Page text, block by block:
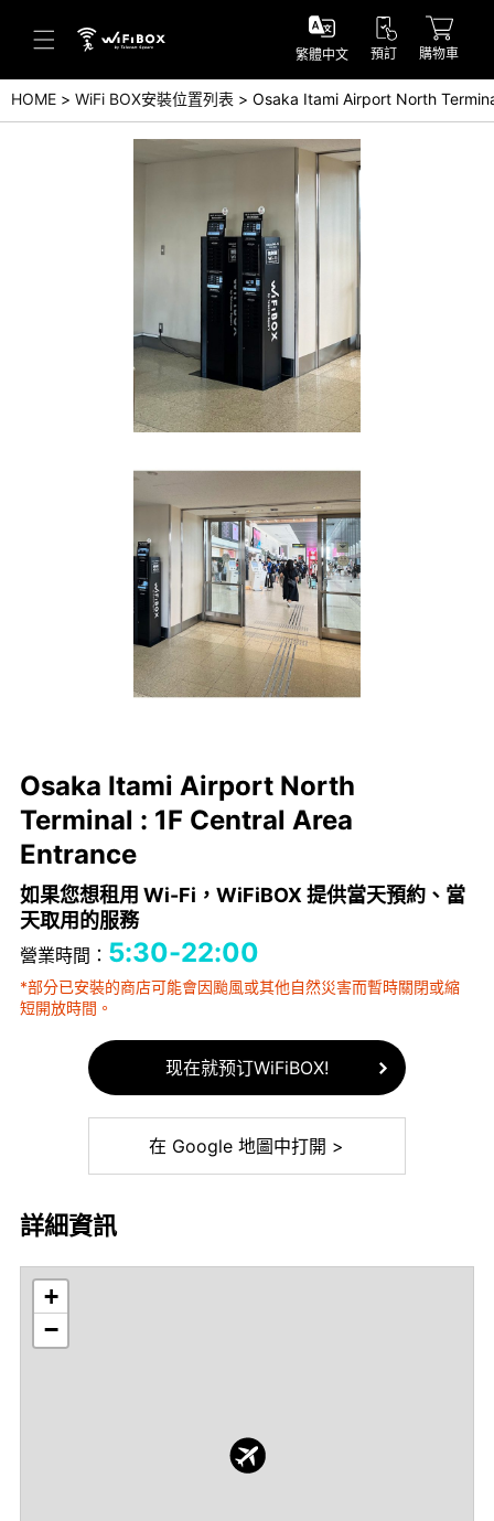
幫助／詢問
幫助中心(日本語)
繁體中文 預訂 購物車
HOME WiFi BOX安裝位置列表 Osaka Itami Airport North
Osaka Itami Airport North
Terminal : 1F Central Area
Entrance
如果您想租用 Wi-Fi，WiFiBOX 提供當天預約、當
天取用的服務
營業時間： 5:30-22:00
*部分已安裝的商店可能會因颱風或其他自然災害而暫時關閉或縮
短開放時間。
现在就预订WiFiBOX!
在 Google 地圖中打開 >
詳細資訊
+
−